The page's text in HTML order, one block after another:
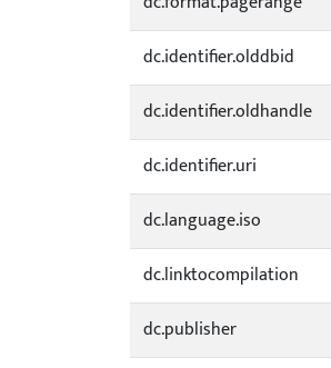
dc.identifier.olddbid
dc.identifier.oldhandle
dc.identifier.uri
dc.language.iso
dc.linktocompilation
dc.publisher